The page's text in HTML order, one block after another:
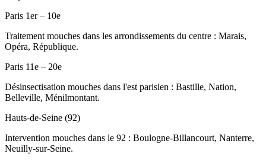
Paris 1er – 10e
Traitement mouches dans les arrondissements du centre : Marais,
Opéra, République.
Paris 11e – 20e
Désinsectisation mouches dans l'est parisien : Bastille, Nation,
Belleville, Ménilmontant.
Hauts-de-Seine (92)
Intervention mouches dans le 92 : Boulogne-Billancourt, Nanterre,
Neuilly-sur-Seine.